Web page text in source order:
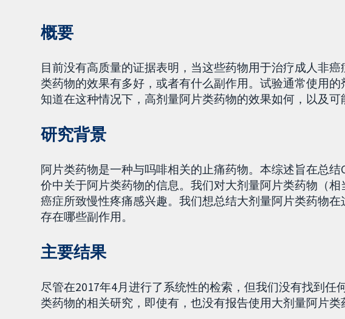
概要
目前没有高质量的证据表明，当这些药物用于治疗成人非
类药物的效果有多好，或者有什么副作用。试验通常使用
知道在这种情况下，高剂量阿片类药物的效果如何，以及可
研究背景
阿片类药物是一种与吗啡相关的止痛药物。本综述旨在总
价中关于阿片类药物的信息。我们对大剂量阿片类药物（
癌症所致慢性疼痛感兴趣。我们想总结大剂量阿片类药物
存在哪些副作用。
主要结果
尽管在2017年4月进行了系统性的检索，但我们没有找到任
类药物的相关研究，即使有，也没有报告使用大剂量阿片类